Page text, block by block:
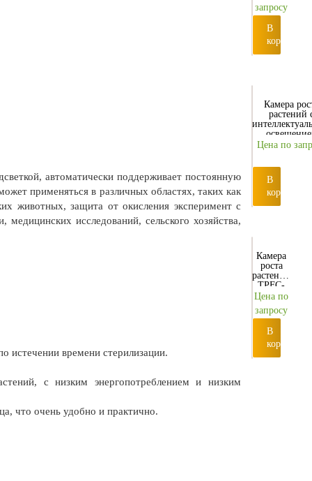
автоматически поддерживает постоянную
применяться в различных областях, таких как
животных, защита от окисления эксперимент с
исследований, сельского хозяйства,
истечении времени стерилизации.
с низким энергопотреблением и низким
что очень удобно и практично.
запросу
В
корзину
Камера
растений
GTOP-
Цена по
В
корзину
Камера
роста
растений
TPFC-
1480
Цена по
запросу
В
корзину